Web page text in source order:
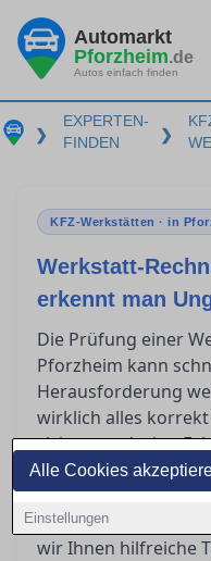
Alle Cookies
Einstellungen
Automarkt
Pforzheim.de
Autos einfach finden
❯
EXPERTEN-
FINDEN
❯
KFZ-Werkstätten · in
Werkstatt-
erkennt man
Die Prüfung einer
Pforzheim kann
Herausforderung
wirklich alles
sich unentdeckte
Um Verständnis für
einer seriösen
potenzielle
wir Ihnen hilfreiche